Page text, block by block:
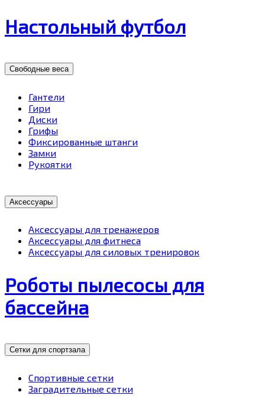
Настольный футбол
Свободные веса
Гантели
Гири
Диски
Грифы
Фиксированные штанги
Замки
Рукоятки
Аксессуары
Аксессуары для тренажеров
Аксессуары для фитнеса
Аксессуары для силовых тренировок
Роботы пылесосы для
бассейна
Сетки для спортзала
Спортивные сетки
Заградительные сетки